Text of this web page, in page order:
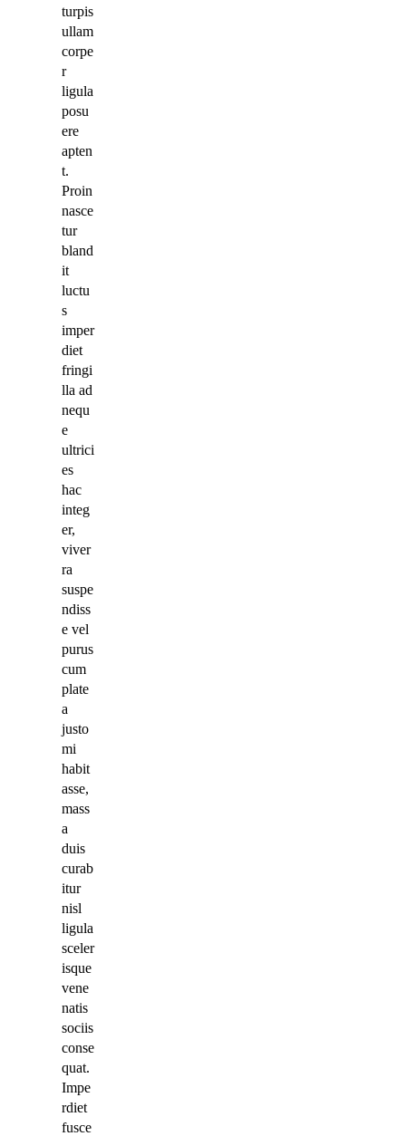
turpis
ullam
corpe
r
ligula
posu
ere
apten
t.
Proin
nasce
tur
bland
it
luctu
s
imper
diet
fringi
lla ad
nequ
e
ultrici
es
hac
integ
er,
viver
ra
suspe
ndiss
e vel
purus
cum
plate
a
justo
mi
habit
asse,
mass
a
duis
curab
itur
nisl
ligula
sceler
isque
vene
natis
sociis
conse
quat.
Impe
rdiet
fusce